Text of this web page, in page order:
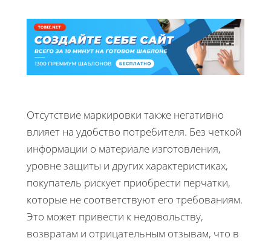
Отсутствие маркировки также негативно
влияет на удобство потребителя. Без четкой
информации о материале изготовления,
уровне защиты и других характеристиках,
покупатель рискует приобрести перчатки,
которые не соответствуют его требованиям.
Это может привести к недовольству,
возвратам и отрицательным отзывам, что в